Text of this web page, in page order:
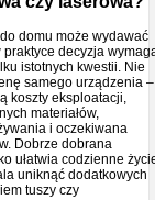
domu może wydawać
praktyce decyzja
istotnych kwestii. Nie
samego urządzenia –
koszty eksploatacji,
materiałów,
i oczekiwana
Dobrze dobrana
ułatwia codzienne
uniknąć dodatkowych
tuszy czy